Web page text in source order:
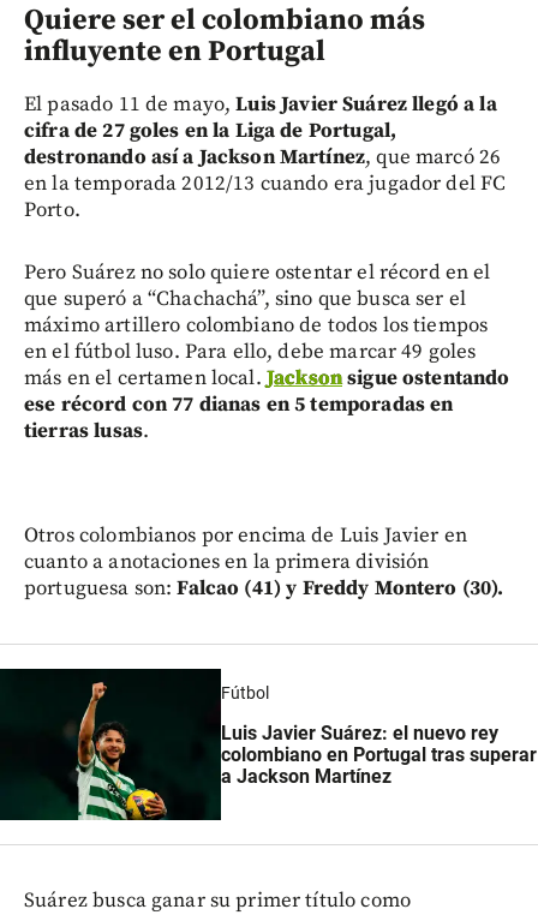
Quiere ser el colombiano más
influyente en Portugal
El pasado 11 de mayo, Luis Javier Suárez llegó a la
cifra de 27 goles en la Liga de Portugal,
destronando así a Jackson Martínez, que marcó 26
en la temporada 2012/13 cuando era jugador del FC
Porto.
Pero Suárez no solo quiere ostentar el récord en el
que superó a “Chachachá”, sino que busca ser el
máximo artillero colombiano de todos los tiempos
en el fútbol luso. Para ello, debe marcar 49 goles
más en el certamen local.Jacksonsigue ostentando
ese récord con 77 dianas en 5 temporadas en
tierras lusas.
Otros colombianos por encima de Luis Javier en
cuanto a anotaciones en la primera división
portuguesa son:Falcao (41) y Freddy Montero (30).
Fútbol
Luis Javier Suárez: el nuevo rey
colombiano en Portugal tras superar
a Jackson Martínez
Suárez busca ganar su primer título como